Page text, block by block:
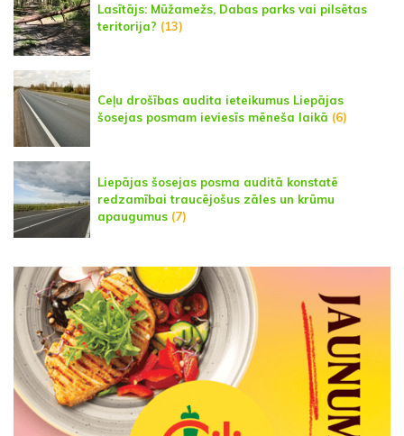
Lasītājs: Mūžamežs, Dabas parks vai pilsētas
teritorija? (13)
Ceļu drošības audita ieteikumus Liepājas
šosejas posmam ieviesīs mēneša laikā (6)
Liepājas šosejas posma auditā konstatē
redzamībai traucējošus zāles un krūmu
apaugumus (7)